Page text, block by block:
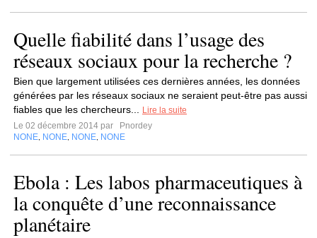
Quelle fiabilité dans l’usage des
réseaux sociaux pour la recherche ?
Bien que largement utilisées ces dernières années, les données
générées par les réseaux sociaux ne seraient peut-être pas aussi
fiables que les chercheurs...
Lire la suite
Le 02 décembre 2014 par
Pnordey
NONE NONE NONE NONE
Ebola : Les labos pharmaceutiques à
la conquête d’une reconnaissance
planétaire